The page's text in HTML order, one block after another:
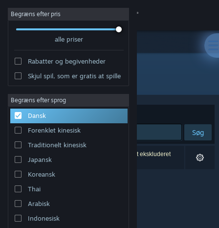
Log på
Om
Support
Skift sprog
Hent Steam-mobilappen
Vis desktop-webside
Begræns efter pris
alle priser
Rabatter og begivenheder
Skjul spil, som er gratis at spille
Begræns efter sprog
Dansk
Forenklet kinesisk
Traditionelt kinesisk
Japansk
Koreansk
Thai
Arabisk
Indonesisk
Udvikler: VictoryXR
Sorter efter Relevans
Søg
0 resultater matcher din søgning. 7 titler er blevet ekskluderet
baseret på dine præferencer.